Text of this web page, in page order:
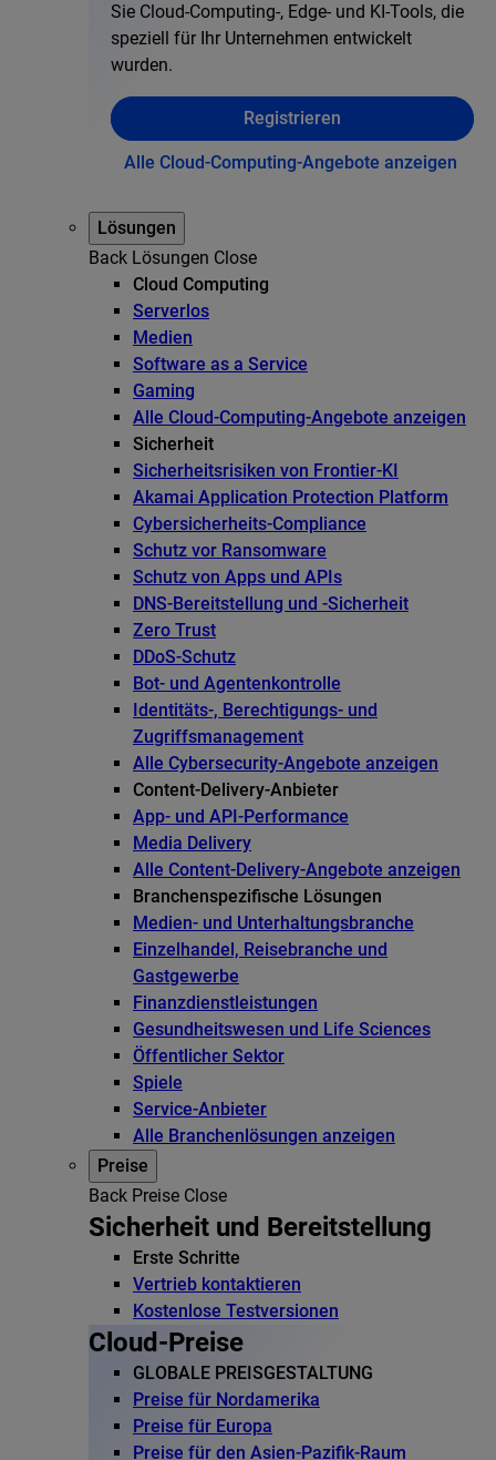
Sie Cloud-Computing-, Edge- und KI-Tools, die
speziell für Ihr Unternehmen entwickelt
wurden.
Registrieren
Alle Cloud-Computing-Angebote anzeigen
Lösungen
Back Lösungen Close
Cloud Computing
Serverlos
Medien
Software as a Service
Gaming
Alle Cloud-Computing-Angebote anzeigen
Sicherheit
Sicherheitsrisiken von Frontier-KI
Akamai Application Protection Platform
Cybersicherheits-Compliance
Schutz vor Ransomware
Schutz von Apps und APIs
DNS-Bereitstellung und -Sicherheit
Zero Trust
DDoS-Schutz
Bot- und Agentenkontrolle
Identitäts-, Berechtigungs- und
Zugriffsmanagement
Alle Cybersecurity-Angebote anzeigen
Content-Delivery-Anbieter
App- und API-Performance
Media Delivery
Alle Content-Delivery-Angebote anzeigen
Branchenspezifische Lösungen
Medien- und Unterhaltungsbranche
Einzelhandel, Reisebranche und
Gastgewerbe
Finanzdienstleistungen
Gesundheitswesen und Life Sciences
Öffentlicher Sektor
Spiele
Service-Anbieter
Alle Branchenlösungen anzeigen
Preise
Back Preise Close
Sicherheit und Bereitstellung
Erste Schritte
Vertrieb kontaktieren
Kostenlose Testversionen
Cloud-Preise
GLOBALE PREISGESTALTUNG
Preise für Nordamerika
Preise für Europa
Preise für den Asien-Pazifik-Raum